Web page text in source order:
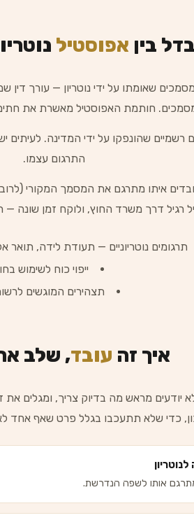
בין אפוסטיל
שאומתו על ידי נוטריון — עורך
חותמת האפוסטיל מאשרת את
שהונפקו על ידי המדינה. לעיתים
התרגום עצמו.
איתו מתרגם את המסמך המקורי
רגיל דרך משרד החוץ, ולוקח זמן שונה
תרגומים נוטריוניים — תעודת לידה, תואר
ייפוי כוח לשימוש
תצהירים המוגשים
איך זה עובד, שלב
יודעים מראש מה בדיוק צריך, ומגלים
כדי שלא תתעכבו בגלל פרט שאף אחד
לנוטריון
אותו לשפה הנדרשת.